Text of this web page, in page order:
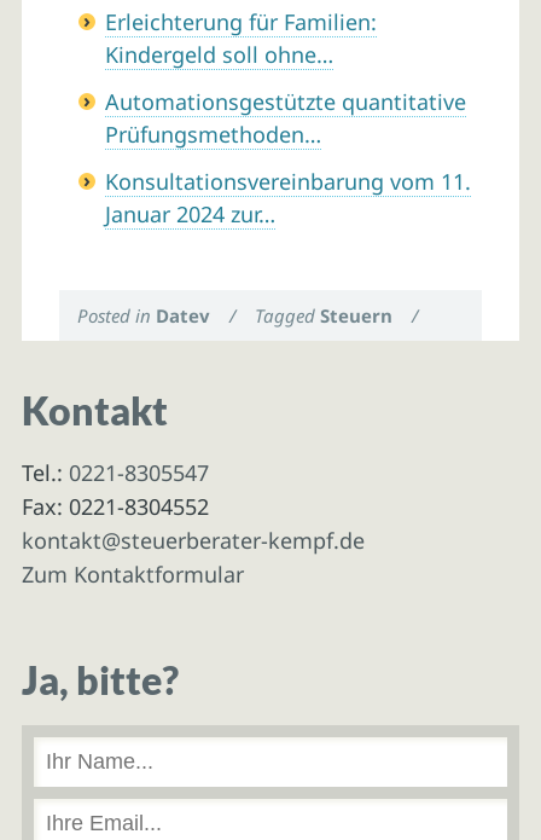
Erleichterung für Familien:
Kindergeld soll ohne…
Automationsgestützte quantitative
Prüfungsmethoden…
Konsultationsvereinbarung vom 11.
Januar 2024 zur…
Posted in Datev / TaggedSteuern /
Kontakt
Tel.: 0221-8305547
Fax: 0221-8304552
kontakt@steuerberater-kempf.de
Zum Kontaktformular
Ja, bitte?